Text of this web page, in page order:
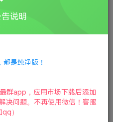
表评论
说明
是纯净版！
群app，应用市场下载后添加
决问题。不再使用微信！客服
）